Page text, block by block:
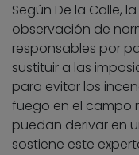
Según De la Calle,
observación de
responsables por
sustituir a las
para evitar los
fuego en el campo
puedan derivar en
sostiene este